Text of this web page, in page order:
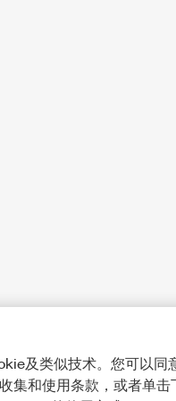
及类似技术。您可以同
集和使用条款，或者单击